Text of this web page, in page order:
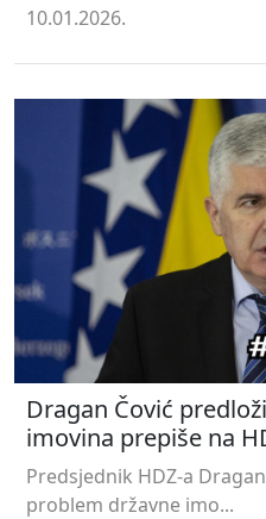
10.01.2026.
Dragan Čović
imovina prepiše na
Predsjednik HDZ-a
problem državne imo...